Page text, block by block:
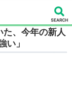
、今年の新人
い」